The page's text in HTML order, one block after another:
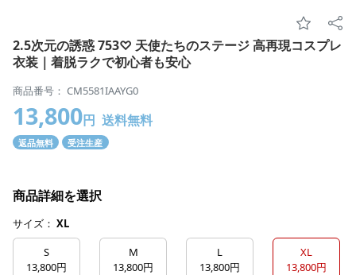
2.5次元の誘惑 753♡ 天使たちのステージ 高再現コスプレ
衣装｜着脱ラクで初心者も安心
商品番号： CM5581IAAYG0
13,800円 送料無料
返品無料 受注生産
商品詳細を選択
サイズ： XL
S
13,800円
M
13,800円
L
13,800円
XL
13,800円